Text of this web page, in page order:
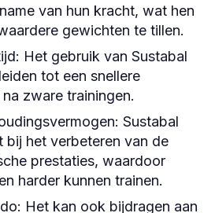
van hun kracht, wat hen
gewichten te tillen.
Het gebruik van Sustabal
tot een snellere
zware trainingen.
Sustabal
bij het verbeteren van de
prestaties, waardoor
harder kunnen trainen.
Het kan ook bijdragen aan